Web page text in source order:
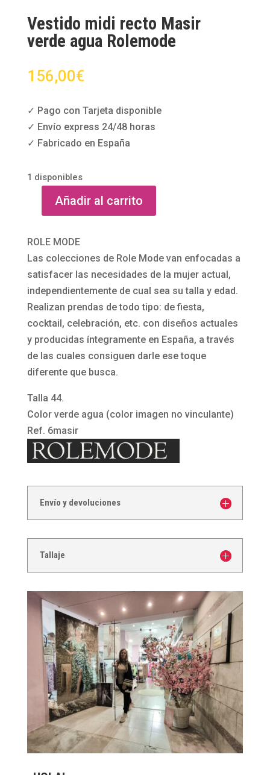
Vestido midi recto Masir
verde agua Rolemode
156,00€
✓ Pago con Tarjeta disponible
✓ Envío express 24/48 horas
✓ Fabricado en España
1 disponibles
Vestido
recto
Masir
verde
agua
Rolemode
cantidad
Añadir al carrito
ROLE MODE
Las colecciones de Role Mode van enfocadas a
satisfacer las necesidades de la mujer actual,
independientemente de cual sea su talla y edad.
Realizan prendas de todo tipo: de fiesta,
cocktail, celebración, etc. con diseños actuales
y producidas íntegramente en España, a través
de las cuales consiguen darle ese toque
diferente que busca.
Talla 44.
Color verde agua (color imagen no vinculante)
Ref. 6masir
Envío y devoluciones
Tallaje